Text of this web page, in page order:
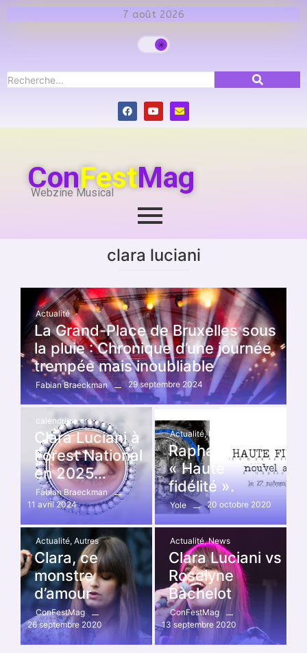
7 août 2026
ConFestMag
Webzine Musical
clara luciani
Actualité
La Grand-Place de Bruxelles sous
la pluie : Chronique d’une journée
trempée mais inoubliable
Fabian Braeckman 29 septembre 2024
calendrier
Clara Luciani à
Forest National
en 2025…
Fabian Braeckman
11 avril 2024
Actualité, News
Raphaël
« Haute
fidélité ».
Yole 20 octobre 2020
Actualité, Autres
Clara, ce
monstre
d’amour
ConFestMag
26 septembre 2020
Actualité, News
Clara Luciani vs
Roselyne
Bachelot
ConFestMag
13 septembre 2020